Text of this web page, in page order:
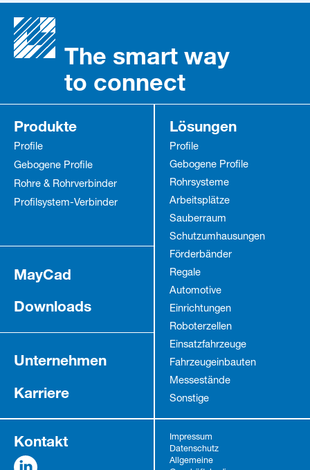
The smart way
to connect
Produkte
Profile
Gebogene Profile
Rohre & Rohrverbinder
Profilsystem-Verbinder
Lösungen
Profile
Gebogene Profile
Rohrsysteme
Arbeitsplätze
Sauberraum
Schutz­umhausungen
Förderbänder
Regale
Automotive
Einrichtungen
Roboterzellen
Einsatzfahrzeuge
Fahrzeug­einbauten
Messestände
Sonstige
MayCad
Downloads
Unternehmen
Karriere
Kontakt
Impressum
Datenschutz
Allgemeine